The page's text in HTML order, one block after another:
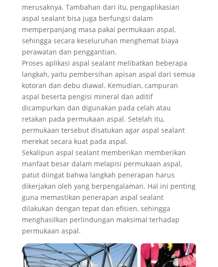
merusaknya. Tambahan dari itu, pengaplikasian
aspal sealant bisa juga berfungsi dalam
memperpanjang masa pakai permukaan aspal,
sehingga secara keseluruhan menghemat biaya
perawatan dan penggantian.
Proses aplikasi aspal sealant melibatkan beberapa
langkah, yaitu pembersihan apisan aspal dari semua
kotoran dan debu diawal. Kemudian, campuran
aspal beserta pengisi mineral dan aditif
dicampurkan dan digunakan pada celah atau
retakan pada permukaan aspal. Setelah itu,
permukaan tersebut disatukan agar aspal sealant
merekat secara kuat pada aspal.
Sekalipun aspal sealant memberikan memberikan
manfaat besar dalam melapisi permukaan aspal,
patut diingat bahwa langkah penerapan harus
dikerjakan oleh yang berpengalaman. Hal ini penting
guna memastikan penerapan aspal sealant
dilakukan dengan tepat dan efisien, sehingga
menghasilkan perlindungan maksimal terhadap
permukaan aspal.